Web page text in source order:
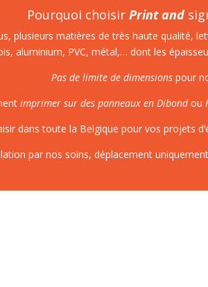
Pourquoi choisir Print and
plusieurs matières de très haute qualité,
aluminium, PVC, métal,… dont les
Pas de limite de dimensions pour
imprimer sur des panneaux en Dibondou
dans toute la Belgique pour vos projets
par nos soins, déplacement